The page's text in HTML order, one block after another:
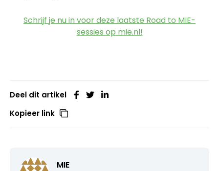
Schrijf je nu in voor deze laatste Road to MIE-
sessies op mie.nl!
Deel dit artikel
Kopieer link
MIE